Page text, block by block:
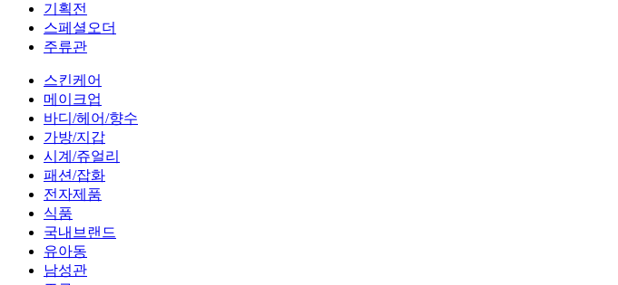
기획전
스페셜오더
주류관
스킨케어
메이크업
바디/헤어/향수
가방/지갑
시계/쥬얼리
패션/잡화
전자제품
식품
국내브랜드
유아동
남성관